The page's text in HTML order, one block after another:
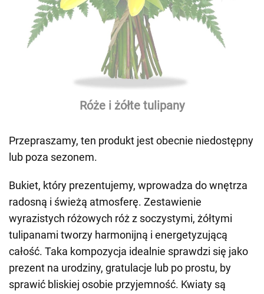
Róże i żółte tulipany
Przepraszamy, ten produkt jest obecnie niedostępny
lub poza sezonem.
Bukiet, który prezentujemy, wprowadza do wnętrza
radosną i świeżą atmosferę. Zestawienie
wyrazistych różowych róż z soczystymi, żółtymi
tulipanami tworzy harmonijną i energetyzującą
całość. Taka kompozycja idealnie sprawdzi się jako
prezent na urodziny, gratulacje lub po prostu, by
sprawić bliskiej osobie przyjemność. Kwiaty są